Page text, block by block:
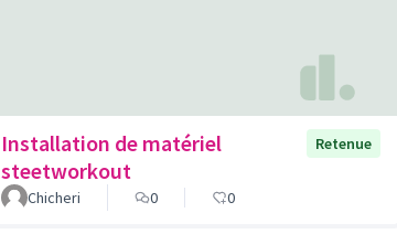
Installation de matériel
steetworkout
Retenue
Chicheri 0 0